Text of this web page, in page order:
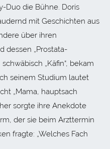
Duo die Bühne. Doris
mit Geschichten aus
über ihren
dessen „Prostata-
„Käfin“, bekam
seinem Studium lautet
„Mama, hauptsach
sorgte ihre Anekdote
der sie beim Arzttermin
fragte: „Welches Fach